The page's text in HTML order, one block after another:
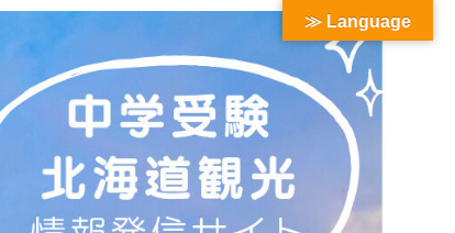
≫ Language